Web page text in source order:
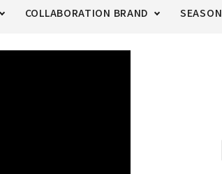
COLLABORATION BRAND SEASON